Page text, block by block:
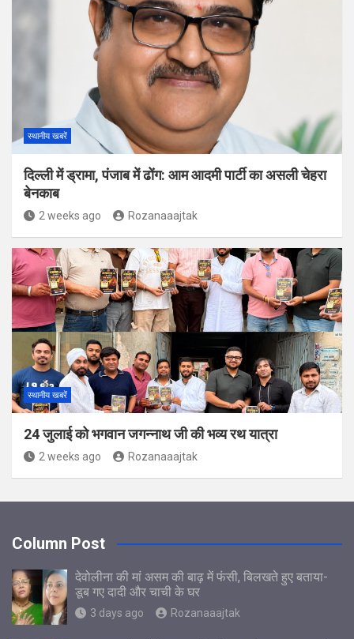
स्थानीय खबरें
दिल्ली में ड्रामा, पंजाब में ढोंग: आम आदमी पार्टी का असली चेहरा
बेनकाब
2 weeks ago Rozanaaajtak
स्थानीय खबरें
24 जुलाई को भगवान जगन्नाथ जी की भव्य रथ यात्रा
2 weeks ago Rozanaaajtak
Column Post
देवोलीना की मां असम की बाढ़ में फंसी, बिलखते हुए बताया-
डूब गए दादी और चाची के घर
3 days ago Rozanaaajtak